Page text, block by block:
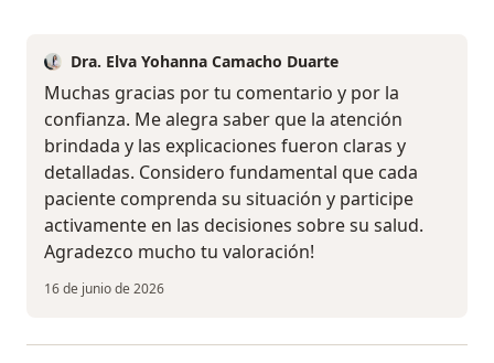
Dra. Elva Yohanna Camacho Duarte
Muchas gracias por tu comentario y por la
confianza. Me alegra saber que la atención
brindada y las explicaciones fueron claras y
detalladas. Considero fundamental que cada
paciente comprenda su situación y participe
activamente en las decisiones sobre su salud.
Agradezco mucho tu valoración!
16 de junio de 2026